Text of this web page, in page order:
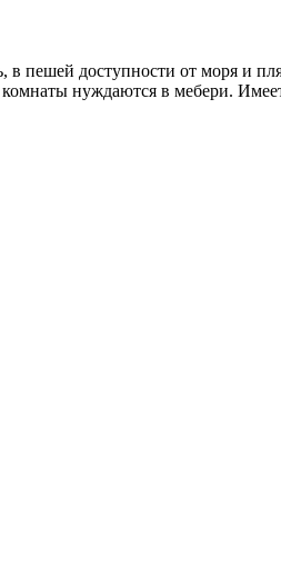
в пешей доступности от моря и
нуждаются в мебери.